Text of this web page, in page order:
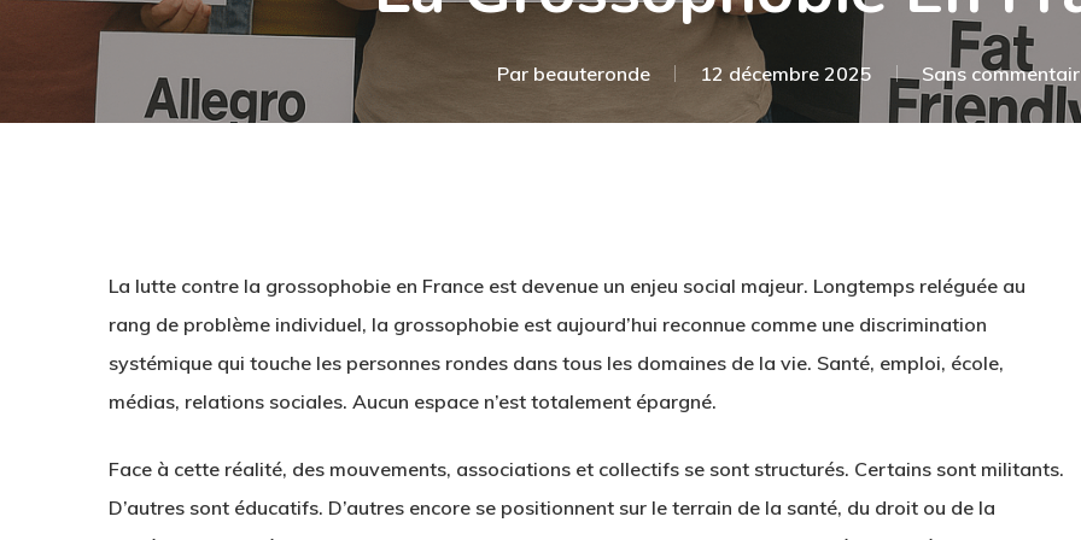
Hit enter to search or ESC to close
Par beauteronde 12 décembre 2025 Sans
La lutte contre la grossophobie en France est devenue un enjeu social majeur. Longtemps reléguée au
rang de problème individuel, la grossophobie est aujourd’hui reconnue comme une discrimination
systémique qui touche les personnes rondes dans tous les domaines de la vie. Santé, emploi, école,
médias, relations sociales. Aucun espace n’est totalement épargné.
Face à cette réalité, des mouvements, associations et collectifs se sont structurés. Certains sont militants.
D’autres sont éducatifs. D’autres encore se positionnent sur le terrain de la santé, du droit ou de la